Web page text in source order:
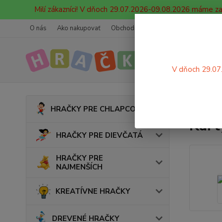
Milí zákazníci! V dňoch 29.07.2026-09.08.2026 máme
O nás Ako nakupovať Obchodné podmienky
HRAČKY PRE CHLAPCOV
HRAČKY PRE DIEVČATÁ
HRAČKY PRE
NAJMENŠÍCH
KREATÍVNE HRAČKY
DREVENÉ HRAČKY
V dňoch